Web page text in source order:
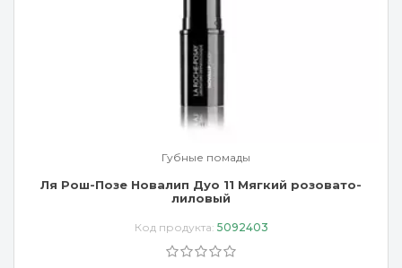
Губные помады
Ля Рош-Позе Новалип Дуо 11 Мягкий розовато-
лиловый
Код продукта: 5092403